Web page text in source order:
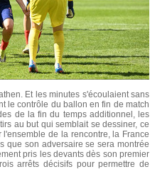
Et les minutes s'écoulaient sans
le contrôle du ballon en fin de match
de la fin du temps additionnel, les
au but qui semblait se dessiner, ce
de la rencontre, la France
que son adversaire se sera montrée
pris les devants dès son premier
arrêts décisifs pour permettre de